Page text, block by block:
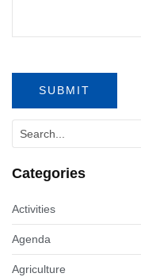
Categories
Activities
Agenda
Agriculture